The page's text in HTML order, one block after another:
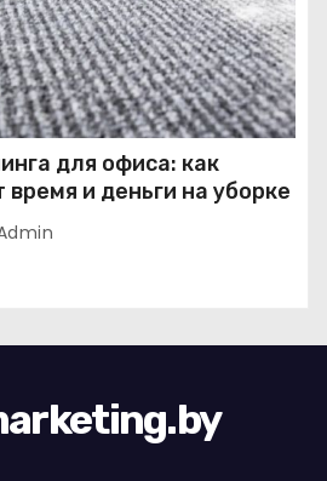
для офиса: как
и деньги на уборке